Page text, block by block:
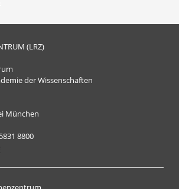
Wartung
(LRZ)
der Wissenschaften
München
8800